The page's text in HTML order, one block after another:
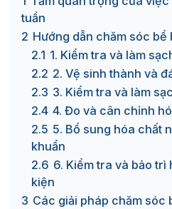
tuần
2 Hướng dẫn chăm sóc
2.1 1. Kiểm tra và làm
2.2 2. Vệ sinh thành và
2.3 3. Kiểm tra và làm
2.4 4. Đo và cân chỉnh
2.5 5. Bổ sung hóa chất
khuẩn
2.6 6. Kiểm tra và bảo trì
kiện
3 Các giải pháp chăm sóc